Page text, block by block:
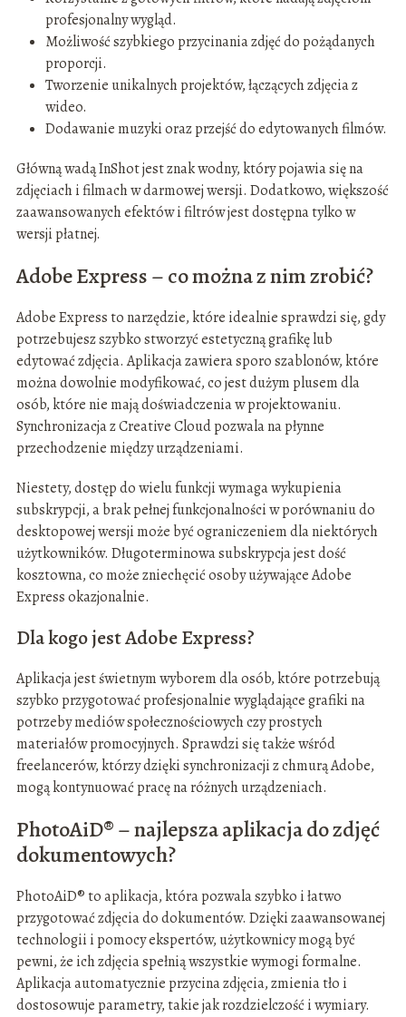
profesjonalny wygląd.
Możliwość szybkiego przycinania zdjęć do pożądanych
proporcji.
Tworzenie unikalnych projektów, łączących zdjęcia z
wideo.
Dodawanie muzyki oraz przejść do edytowanych filmów.
Główną wadą InShot jest znak wodny, który pojawia się na
zdjęciach i filmach w darmowej wersji. Dodatkowo, większość
zaawansowanych efektów i filtrów jest dostępna tylko w
wersji płatnej.
Adobe Express – co można z nim zrobić?
Adobe Express to narzędzie, które idealnie sprawdzi się, gdy
potrzebujesz szybko stworzyć estetyczną grafikę lub
edytować zdjęcia. Aplikacja zawiera sporo szablonów, które
można dowolnie modyfikować, co jest dużym plusem dla
osób, które nie mają doświadczenia w projektowaniu.
Synchronizacja z Creative Cloud pozwala na płynne
przechodzenie między urządzeniami.
Niestety, dostęp do wielu funkcji wymaga wykupienia
subskrypcji, a brak pełnej funkcjonalności w porównaniu do
desktopowej wersji może być ograniczeniem dla niektórych
użytkowników. Długoterminowa subskrypcja jest dość
kosztowna, co może zniechęcić osoby używające Adobe
Express okazjonalnie.
Dla kogo jest Adobe Express?
Aplikacja jest świetnym wyborem dla osób, które potrzebują
szybko przygotować profesjonalnie wyglądające grafiki na
potrzeby mediów społecznościowych czy prostych
materiałów promocyjnych. Sprawdzi się także wśród
freelancerów, którzy dzięki synchronizacji z chmurą Adobe,
mogą kontynuować pracę na różnych urządzeniach.
PhotoAiD® – najlepsza aplikacja do zdjęć
dokumentowych?
PhotoAiD® to aplikacja, która pozwala szybko i łatwo
przygotować zdjęcia do dokumentów. Dzięki zaawansowanej
technologii i pomocy ekspertów, użytkownicy mogą być
pewni, że ich zdjęcia spełnią wszystkie wymogi formalne.
Aplikacja automatycznie przycina zdjęcia, zmienia tło i
dostosowuje parametry, takie jak rozdzielczość i wymiary.